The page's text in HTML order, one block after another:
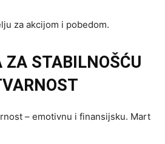
za akcijom i pobedom.
ZA STABILNOŠĆU
– emotivnu i finansijsku. Mart